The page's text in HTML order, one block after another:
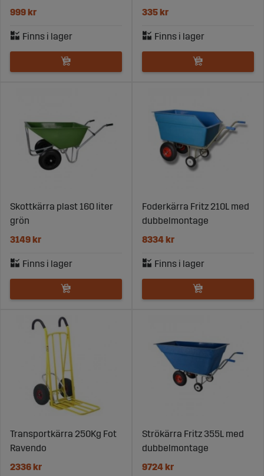
999 kr
335 kr
Skottkärra plast 160 liter
grön
3149 kr
Foderkärra Fritz 210L med
dubbelmontage
8334 kr
Transportkärra 250Kg Fot
Ravendo
2336 kr
Strökärra Fritz 355L med
dubbelmontage
9724 kr